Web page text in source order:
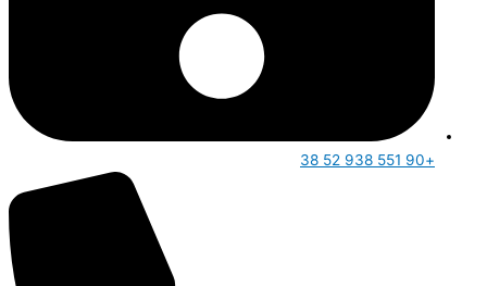
+90 551 938 52 38